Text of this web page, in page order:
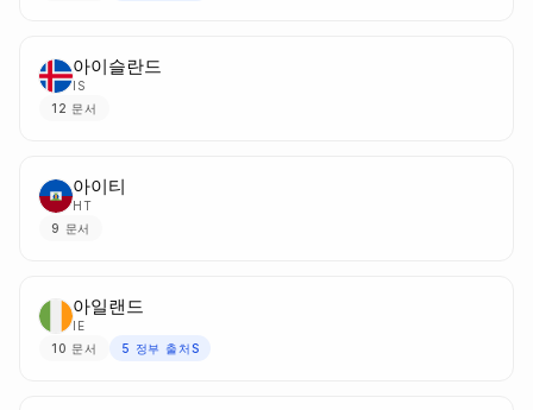
아이슬란드
IS
12 문서
아이티
HT
9 문서
아일랜드
IE
10 문서 5 정부 출처S